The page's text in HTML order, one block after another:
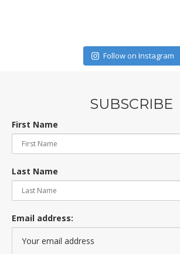
Follow on Instagram
SUBSCRIBE
First Name
Last Name
Email address: